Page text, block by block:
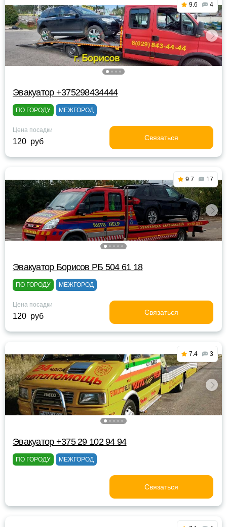
9.6 4
Эвакуатор +375298434444
ПО ГОРОДУ МЕЖГОРОД
Цена посадки
120 руб Связаться
9.7 17
Эвакуатор Борисов РБ 504 61 18
ПО ГОРОДУ МЕЖГОРОД
Цена посадки
120 руб Связаться
7.4 3
Эвакуатор +375 29 102 94 94
ПО ГОРОДУ МЕЖГОРОД
Связаться